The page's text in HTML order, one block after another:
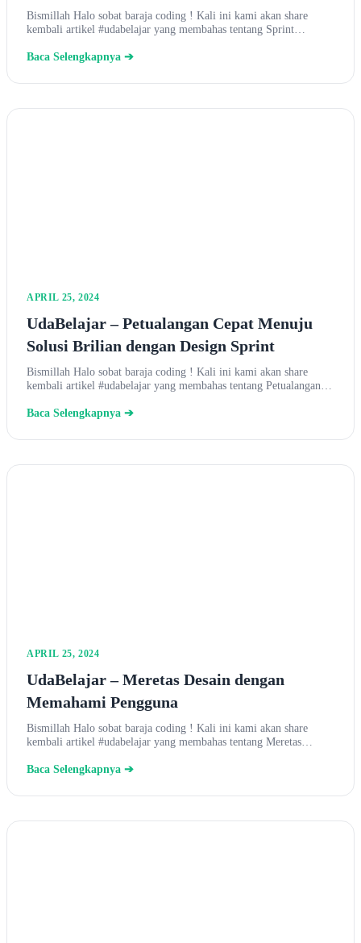
Bismillah Halo sobat baraja coding ! Kali ini kami akan share
kembali artikel #udabelajar yang membahas tentang Sprint…
Baca Selengkapnya ➔
APRIL 25, 2024
UdaBelajar – Petualangan Cepat Menuju
Solusi Brilian dengan Design Sprint
Bismillah Halo sobat baraja coding ! Kali ini kami akan share
kembali artikel #udabelajar yang membahas tentang Petualangan…
Baca Selengkapnya ➔
APRIL 25, 2024
UdaBelajar – Meretas Desain dengan
Memahami Pengguna
Bismillah Halo sobat baraja coding ! Kali ini kami akan share
kembali artikel #udabelajar yang membahas tentang Meretas…
Baca Selengkapnya ➔